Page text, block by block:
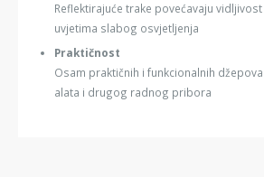
Reflektirajuće trake povećavaju
uvjetima slabog osvjetljenja
Praktičnost
Osam praktičnih i funkcionalnih
alata i drugog radnog pribora